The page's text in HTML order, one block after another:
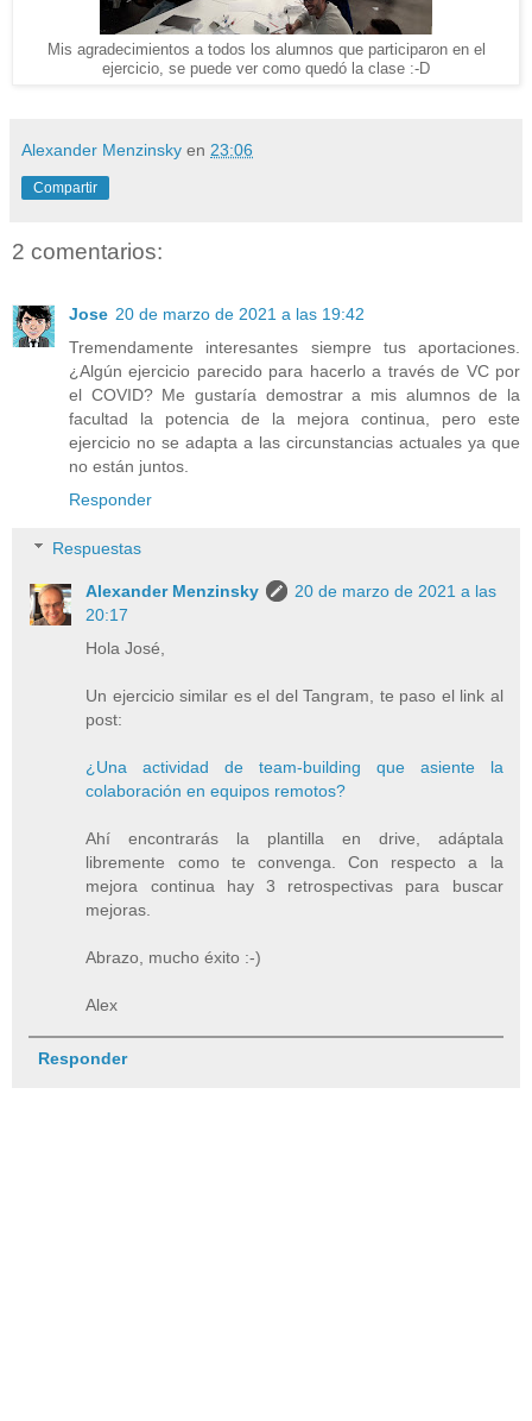
Mis agradecimientos a todos los alumnos que participaron en el
ejercicio, se puede ver como quedó la clase :-D
Alexander Menzinsky en 23:06
Compartir
2 comentarios:
Jose 20 de marzo de 2021 a las 19:42
Tremendamente interesantes siempre tus aportaciones.
¿Algún ejercicio parecido para hacerlo a través de VC por
el COVID? Me gustaría demostrar a mis alumnos de la
facultad la potencia de la mejora continua, pero este
ejercicio no se adapta a las circunstancias actuales ya que
no están juntos.
Responder
Respuestas
Alexander Menzinsky
20 de marzo de 2021 a las
20:17
Hola José,
Un ejercicio similar es el del Tangram, te paso el link al
post:
¿Una actividad de team-building que asiente la
colaboración en equipos remotos?
Ahí encontrarás la plantilla en drive, adáptala
libremente como te convenga. Con respecto a la
mejora continua hay 3 retrospectivas para buscar
mejoras.
Abrazo, mucho éxito :-)
Alex
Responder